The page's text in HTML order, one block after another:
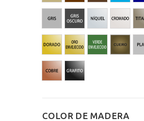
COLOR DE MADERA